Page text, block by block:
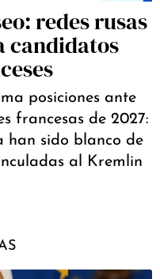
redes rusas
candidatos
posiciones ante
francesas de 2027:
han sido blanco de
al Kremlin